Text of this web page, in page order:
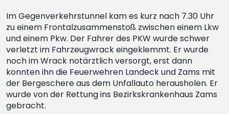
Im Gegenverkehrstunnel kam es kurz nach 7.30 Uhr
zu einem Frontalzusammenstoß zwischen einem Lkw
und einem Pkw. Der Fahrer des PKW wurde schwer
verletzt im Fahrzeugwrack eingeklemmt. Er wurde
noch im Wrack notärztlich versorgt, erst dann
konnten ihn die Feuerwehren Landeck und Zams mit
der Bergeschere aus dem Unfallauto herausholen. Er
wurde von der Rettung ins Bezirkskrankenhaus Zams
gebracht.